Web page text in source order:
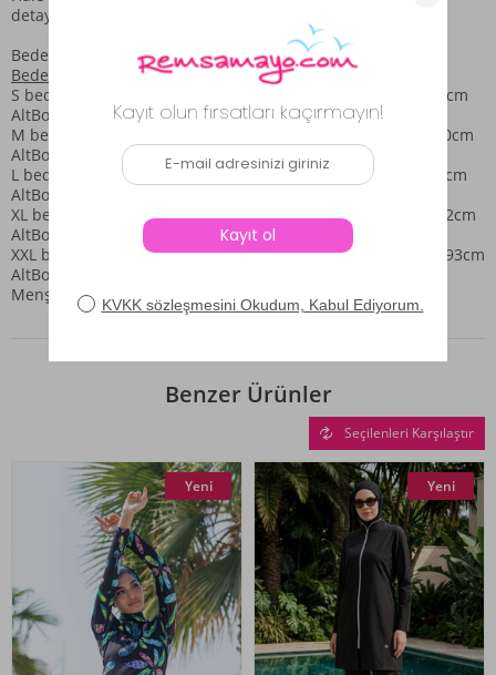
detaylarıyla, sadece mayo değil; bir tatil deneyimi sunuyor.
Bedenler S-M-L-XL-XXL şeklindedir.
Beden Tablosu görsellerin arkasında mevcuttur.
S beden= Göğüs:104cm Bel:100cm Basen:108cm ÜstBoy:89cm
AltBoy:97cm civarıdır.
M beden= Göğüs:108cm Bel:104cm Basen:112cm ÜstBoy:90cm
AltBoy:98cm civarıdır.
L beden= Göğüs:112cm Bel:108cm Basen:116cm ÜstBoy:91cm
AltBoy:99cm civarıdır.
XL beden= Göğüs:116cm Bel:112cm Basen:120cm ÜstBoy:92cm
AltBoy:100cm civarıdır.
XXL beden= Göğüs:120cm Bel:116cm Basen:124cm ÜstBoy:93cm
AltBoy:101cm civarıdır.
Menşei: Türkiye Üretici Firma: Remsa Mayo
Benzer Ürünler
Seçilenleri Karşılaştır
Yeni Yeni